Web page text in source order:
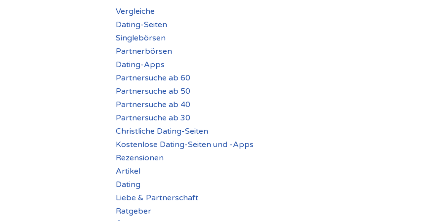
Vergleiche
Dating-Seiten
Singlebörsen
Partnerbörsen
Dating-Apps
Partnersuche ab 60
Partnersuche ab 50
Partnersuche ab 40
Partnersuche ab 30
Christliche Dating-Seiten
Kostenlose Dating-Seiten und -Apps
Rezensionen
Artikel
Dating
Liebe & Partnerschaft
Ratgeber